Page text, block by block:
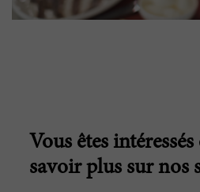
Vous êtes
savoir plus sur nos